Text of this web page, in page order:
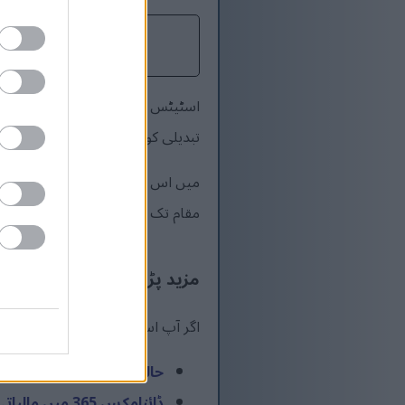
اسٹیٹس کو تبدیل کرنے کے بعد،
تبدیلی کو لے آئے کئی بار۔
میں اس نقطہ نظر کو کسی
مقام تک پہنچنے کے لیے جہاں
مزید پڑھنا
اگر آپ اس پوسٹ سے لطف اندوز
حالیہ پروجیکٹس کو لوڈ